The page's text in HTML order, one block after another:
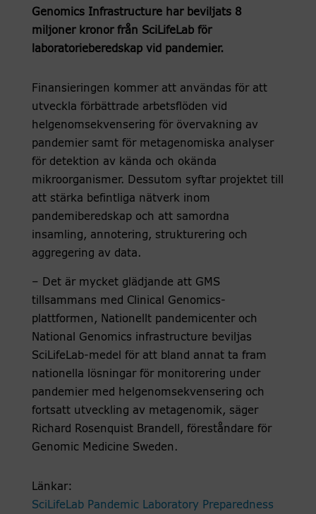
Genomics Infrastructure har beviljats 8
miljoner kronor från SciLifeLab för
laboratorieberedskap vid pandemier.
Finansieringen kommer att användas för att
utveckla förbättrade arbetsflöden vid
helgenomsekvensering för övervakning av
pandemier samt för metagenomiska analyser
för detektion av kända och okända
mikroorganismer. Dessutom syftar projektet till
att stärka befintliga nätverk inom
pandemiberedskap och att samordna
insamling, annotering, strukturering och
aggregering av data.
– Det är mycket glädjande att GMS
tillsammans med Clinical Genomics-
plattformen, Nationellt pandemicenter och
National Genomics infrastructure beviljas
SciLifeLab-medel för att bland annat ta fram
nationella lösningar för monitorering under
pandemier med helgenomsekvensering och
fortsatt utveckling av metagenomik, säger
Richard Rosenquist Brandell, föreståndare för
Genomic Medicine Sweden.
Länkar:
SciLifeLab Pandemic Laboratory Preparedness